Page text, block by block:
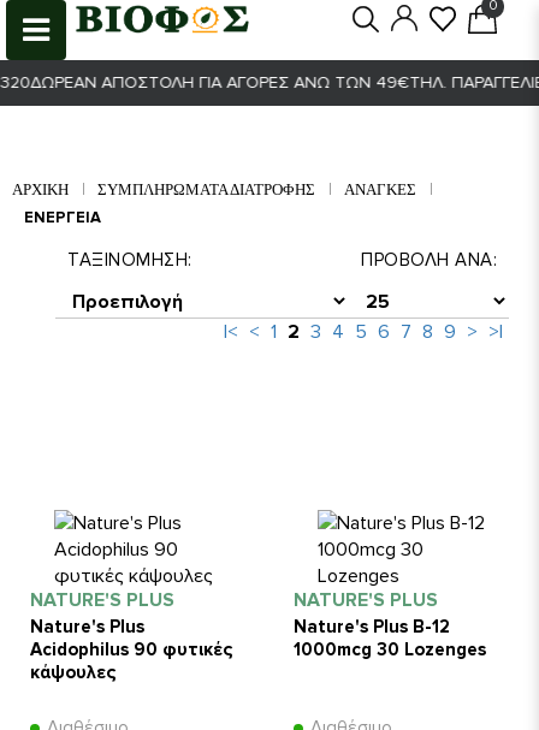
0
ΑΠΟΣΤΟΛΉ ΓΙΑ ΑΓΟΡΈΣ ΆΝΩ ΤΩΝ 49€ΤΗΛ. ΠΑΡΑΓΓΕΛΊΕΣ
ΑΡΧΙΚΉ ΣΥΜΠΛΗΡΩΜΑΤΑ ΔΙΑΤΡΟΦΗΣ ΑΝΆΓΚΕΣ
ΕΝΈΡΓΕΙΑ
ΤΑΞΙΝΌΜΗΣΗ: ΠΡΟΒΟΛΉ ΑΝΆ:
|< < 1 2 3 4 5 6 7 8 9 > >|
NATURE'S PLUS
Nature's Plus
Acidophilus 90 φυτικές
κάψουλες
NATURE'S PLUS
Nature's Plus B-12
1000mcg 30 Lozenges